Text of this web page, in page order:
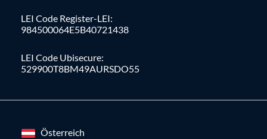
LEI Code Register-LEI:
984500064E5B40721438
LEI Code Ubisecure:
529900T8BM49AURSDO55
Österreich